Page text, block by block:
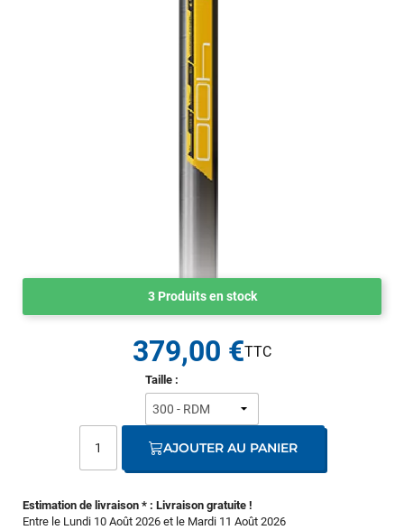
3 Produits en stock
Estimation de livraison * : Livraison gratuite !
Entre le Lundi 10 Août 2026 et le Mardi 11 Août 2026
Taille :
379,00 €
AJOUTER AU PANIER